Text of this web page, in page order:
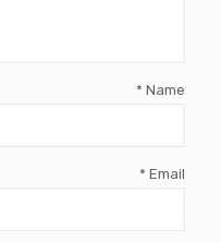
Name
*
Email
*